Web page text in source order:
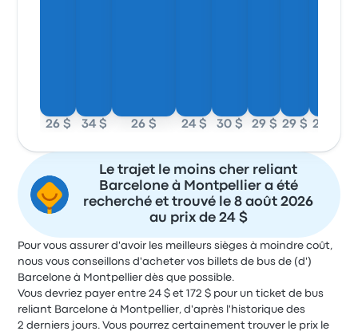
26 $ 34 $ 26 $ 24 $ 30 $ 29 $ 29 $ 28 $
Le trajet le moins cher reliant
Barcelone à Montpellier a été
recherché et trouvé le 8 août 2026
au prix de 24 $
Pour vous assurer d'avoir les meilleurs sièges à moindre coût,
nous vous conseillons d'acheter vos billets de bus de (d')
Barcelone à Montpellier dès que possible.
Vous devriez payer entre 24 $ et 172 $ pour un ticket de bus
reliant Barcelone à Montpellier, d'après l'historique des
2 derniers jours. Vous pourrez certainement trouver le prix le